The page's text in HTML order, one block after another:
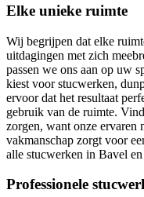
Elke unieke ruimte
Wij begrijpen dat elke
uitdagingen met zich
passen we ons aan op uw
kiest voor stucwerken,
ervoor dat het resultaat
gebruik van de ruimte.
zorgen, want onze ervaren
vakmanschap zorgt voor
alle stucwerken in Bavel
Professionele